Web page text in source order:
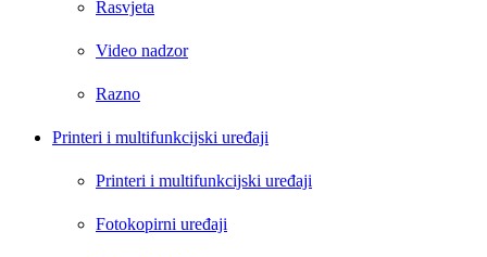
Rasvjeta
Video nadzor
Razno
Printeri i multifunkcijski uređaji
Printeri i multifunkcijski uređaji
Fotokopirni uređaji